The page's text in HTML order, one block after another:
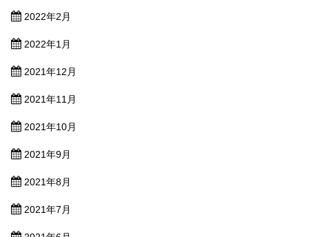
2022年2月
2022年1月
2021年12月
2021年11月
2021年10月
2021年9月
2021年8月
2021年7月